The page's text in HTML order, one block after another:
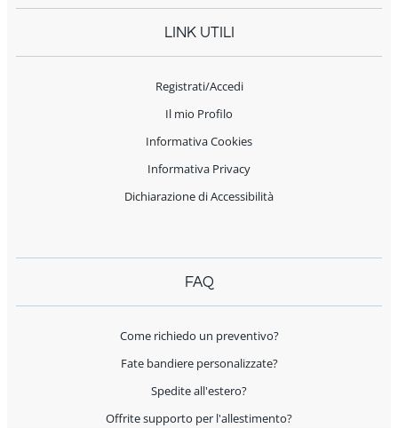
LINK UTILI
Registrati/Accedi
Il mio Profilo
Informativa Cookies
Informativa Privacy
Dichiarazione di Accessibilità
FAQ
Come richiedo un preventivo?
Fate bandiere personalizzate?
Spedite all'estero?
Offrite supporto per l'allestimento?